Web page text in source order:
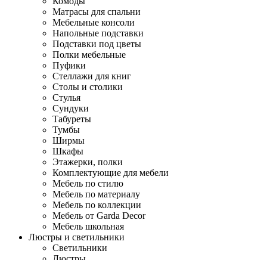
Матрасы для спальни
Мебельные консоли
Напольные подставки
Подставки под цветы
Полки мебельные
Пуфики
Стеллажи для книг
Столы и столики
Стулья
Сундуки
Табуреты
Тумбы
Ширмы
Шкафы
Этажерки, полки
Комплектующие для мебели
Мебель по стилю
Мебель по материалу
Мебель по коллекции
Мебель от Garda Decor
Мебель школьная
Люстры и светильники
Светильники